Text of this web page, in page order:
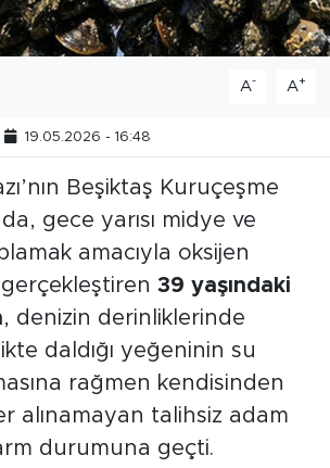
A- A+
19.05.2026 - 16:48
Beşiktaş Kuruçeşme
gece yarısı midye ve
amacıyla oksijen
39 yaşındaki
, denizin derinliklerinde
daldığı yeğeninin su
rağmen kendisinden
alınamayan talihsiz adam
durumuna geçti.